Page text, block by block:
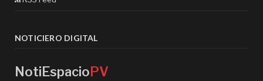
NOTICIERO DIGITAL
NotiEspacioPV